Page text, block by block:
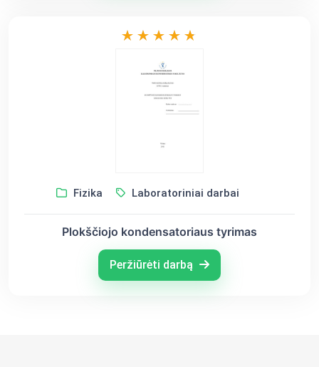
Fizika Laboratoriniai darbai
Plokščiojo kondensatoriaus tyrimas
Peržiūrėti darbą